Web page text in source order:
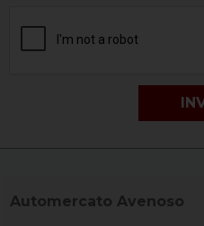
Automercato Avenoso